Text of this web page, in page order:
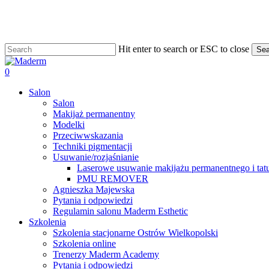
content
Hit enter to search or ESC to close
Close
Search
search
0
Salon
Salon
Makijaż permanentny
Modelki
Przeciwwskazania
Techniki pigmentacji
Usuwanie/rozjaśnianie
Laserowe usuwanie makijażu permanentnego i
PMU REMOVER
Agnieszka Majewska
Pytania i odpowiedzi
Regulamin salonu Maderm Esthetic
Szkolenia
Szkolenia stacjonarne Ostrów Wielkopolski
Szkolenia online
Trenerzy Maderm Academy
Pytania i odpowiedzi